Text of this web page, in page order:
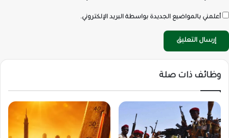
أعلمني بالمواضيع الجديدة بواسطة البريد الإلكتروني.
وظائف ذات صلة